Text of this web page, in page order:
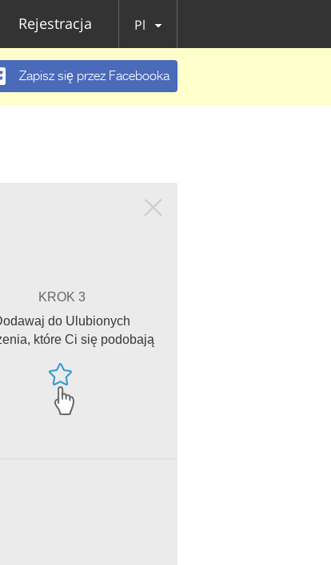
Rejestracja Pl
Zapisz się przez Facebooka
KROK 3
do Ulubionych
które Ci się podobają